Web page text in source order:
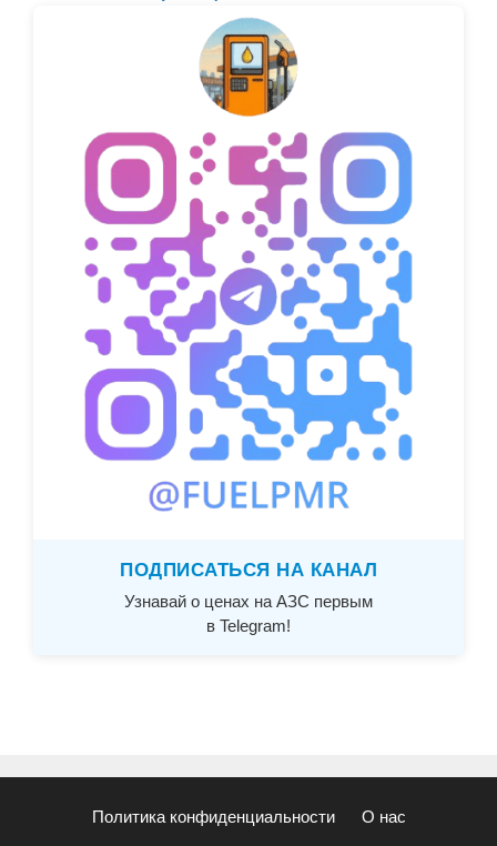
ПОДПИСАТЬСЯ НА КАНАЛ
Узнавай о ценах на АЗС первым
в Telegram!
Политика конфиденциальности О нас